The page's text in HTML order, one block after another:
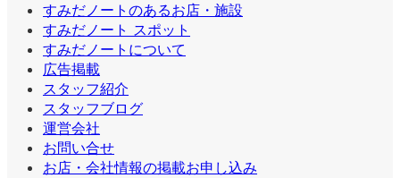
すみだノートのあるお店・施設
すみだノート スポット
すみだノートについて
広告掲載
スタッフ紹介
スタッフブログ
運営会社
お問い合せ
お店・会社情報の掲載お申し込み